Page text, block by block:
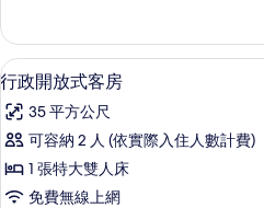
相
片
情
所
有
相
片
式
客
房
的
詳
情
顯
示
行
政
開
6
行政開放式客房
35 平方公尺
可容納 2 人 (依實際入住人數計費)
1 張特大雙人床
免費無線上網